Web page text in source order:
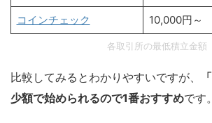
コインチェック 10,000円～
各取引所の最低積立金額
比較してみるとわかりやすいですが、 「
少額で始められるので1番おすすめです。